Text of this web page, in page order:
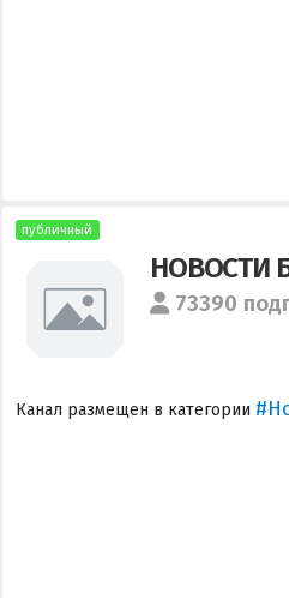
публичный
НОВОСТИ
73390
Канал размещен в категории